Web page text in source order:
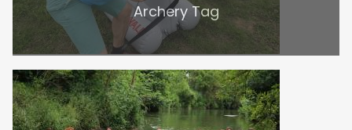
Archery Tag